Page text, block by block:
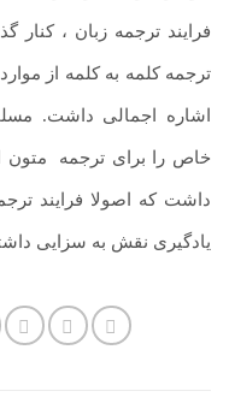
فرایند ترجمه زبان ،
ترجمه کلمه به کلمه از
اشاره اجمالی داشت.
خاص را برای ترجمه متون
داشت که اصولا فرایند
یادگیری نقش به سزایی